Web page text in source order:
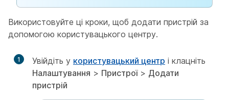
Використовуйте ці кроки, щоб додати пристрій за
допомогою користувацького центру.
1 Увійдіть у користувацький центр і клацніть
Налаштування > Пристрої> Додати
пристрій